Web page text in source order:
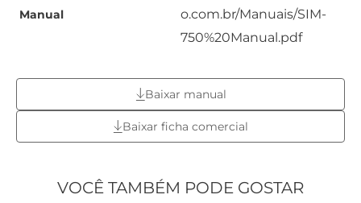
Manual
o.com.br/Manuais/SIM-
750%20Manual.pdf
Baixar manual
Baixar ficha comercial
VOCÊ TAMBÉM PODE GOSTAR